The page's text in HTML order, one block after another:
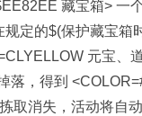
藏宝箱> 一
定的$(保护藏宝箱
元宝、
落，得到
取消失，活动将自